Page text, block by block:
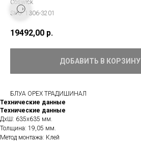
Coswick
SKU: 1306-3201
19492,00 р.
ДОБАВИТЬ В КОРЗИНУ
БЛУА ОРЕХ ТРАДИШИНАЛ
Технические данные
Технические данные
ДхШ: 635х635 мм.
Толщина: 19,05 мм.
Метод монтажа: Клей